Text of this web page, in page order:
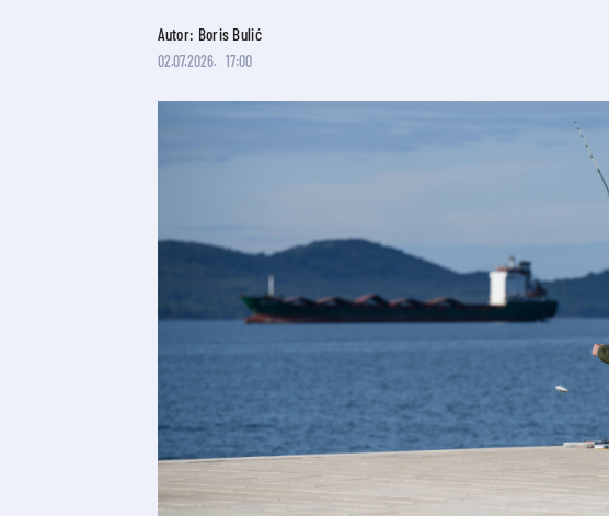
Autor: Boris Bulić
02.07.2026. 17:00